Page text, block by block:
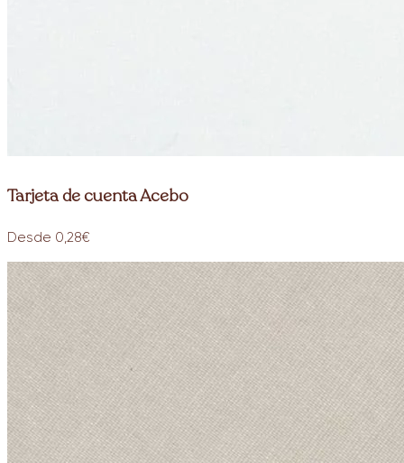
Tarjeta de cuenta Acebo
Desde 0,28€